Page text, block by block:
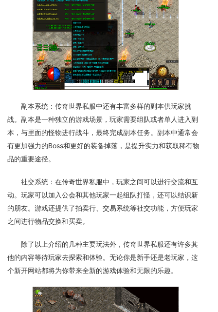
副本系统：传奇世界私服中还有丰富多样的副本供玩家挑
战。副本是一种独立的游戏场景，玩家需要组队或者单人进入副
本，与里面的怪物进行战斗，最终完成副本任务。副本中通常会
有更加强力的Boss和更好的装备掉落，是提升实力和获取稀有物
品的重要途径。
社交系统：在传奇世界私服中，玩家之间可以进行交流和互
动。玩家可以加入公会和其他玩家一起组队打怪，还可以结识新
的朋友。游戏还提供了拍卖行、交易系统等社交功能，方便玩家
之间进行物品交换和买卖。
除了以上介绍的几种主要玩法外，传奇世界私服还有许多其
他的内容等待玩家去探索和体验。无论你是新手还是老玩家，这
个新开网站都将为你带来全新的游戏体验和无限的乐趣。